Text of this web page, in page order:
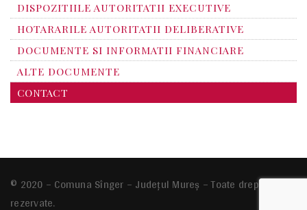
DISPOZITIILE AUTORITATII EXECUTIVE
HOTARARILE AUTORITATII DELIBERATIVE
DOCUMENTE SI INFORMATII FINANCIARE
ALTE DOCUMENTE
CONTACT
© 2020 – Comuna Sînger – Județul Mureș – Toate drepturile
rezervate.